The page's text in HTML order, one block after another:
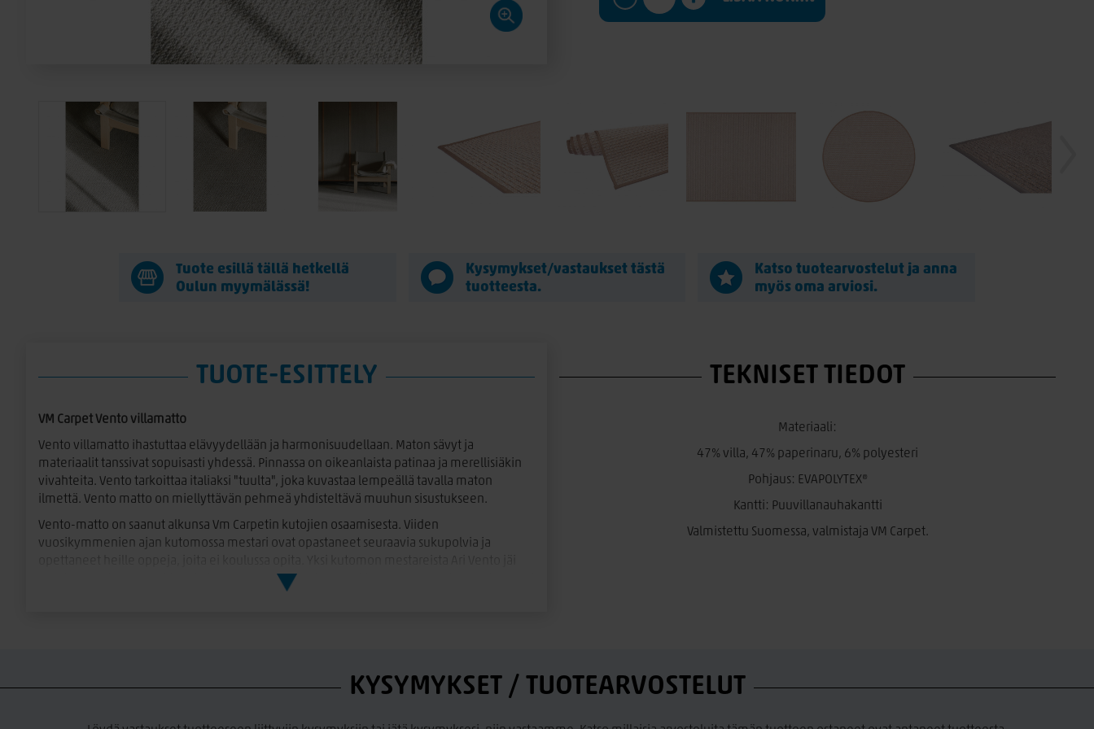
Tuote esillä tällä hetkellä
Oulun myymälässä!
Kysymykset/vastaukset tästä
tuotteesta.
Katso tuotearvostelut ja anna
myös oma arviosi.
TUOTE-ESITTELY
VM Carpet Vento villamatto
Vento villamatto ihastuttaa elävyydellään ja harmonisuudellaan. Maton sävyt ja
materiaalit tanssivat sopuisasti yhdessä. Pinnassa on oikeanlaista patinaa ja merellisiäkin
vivahteita. Vento tarkoittaa italiaksi "tuulta", joka kuvastaa lempeällä tavalla maton
ilmettä. Vento matto on miellyttävän pehmeä yhdisteltävä muuhun sisustukseen.
Vento-matto on saanut alkunsa Vm Carpetin kutojien osaamisesta. Viiden
vuosikymmenien ajan kutomossa mestari ovat opastaneet seuraavia sukupolvia ja
ansaitulle eläkkeelle hiljattain ja kutomolla haluttiin näyttää parhaita oppeja, jolloin syntyi
matosta ryhdikkään. Pohjan materiaali sopii kaikille lattiamateriaaleille ja
lattialämmitykselle. Pohja ei jätä jälkiä lattiaan, on hajuton ja kierrätettävä. Vento- matto
TEKNISET TIEDOT
Materiaali:
47% villa, 47% paperinaru, 6% polyesteri
Pohjaus: EVAPOLYTEX®
Kantti: Puuvillanauhakantti
Valmistettu Suomessa, valmistaja VM Carpet.
KYSYMYKSET / TUOTEARVOSTELUT